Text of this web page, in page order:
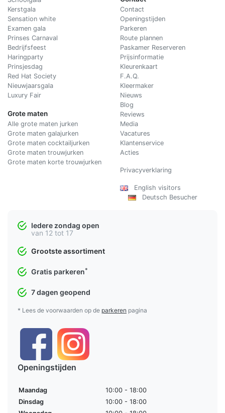
Kerstgala
Sensation white
Examen gala
Prinses Carnaval
Bedrijfsfeest
Haringparty
Prinsjesdag
Red Hat Society
Nieuwjaarsgala
Luxury Fair
Grote maten
Alle grote maten jurken
Grote maten galajurken
Grote maten cocktailjurken
Grote maten trouwjurken
Grote maten korte trouwjurken
Contact
Openingstijden
Parkeren
Route plannen
Paskamer Reserveren
Prijsinformatie
Kleurenkaart
F.A.Q.
Kleermaker
Nieuws
Blog
Reviews
Media
Vacatures
Klantenservice
Acties
Privacyverklaring
English visitors
Deutsch Besucher
Iedere zondag open
van 12 tot 17
Grootste assortiment
Gratis parkeren*
7 dagen geopend
* Lees de voorwaarden op de parkeren pagina
Openingstijden
Maandag
10:00 - 18:00
Dinsdag
10:00 - 18:00